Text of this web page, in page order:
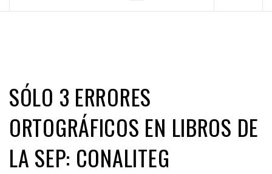
SÓLO 3 ERRORES
ORTOGRÁFICOS EN LIBROS DE
LA SEP: CONALITEG